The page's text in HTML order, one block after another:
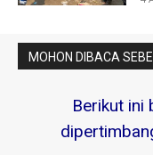
MOHON DIBACA
Berikut ini